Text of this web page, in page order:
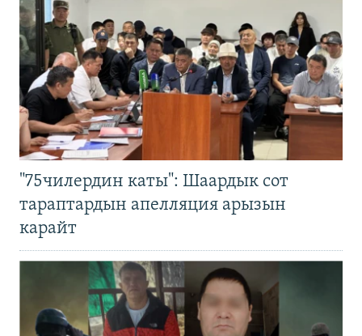
"75чилердин каты": Шаардык сот
тараптардын апелляция арызын
карайт